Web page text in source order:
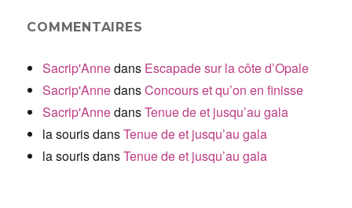
COMMENTAIRES
Sacrip'Annedans Escapade sur la côte d’Opale
Sacrip'AnnedansConcours et qu’on en finisse
Sacrip'AnnedansTenue de et jusqu’au gala
la sourisdansTenue de et jusqu’au gala
la sourisdansTenue de et jusqu’au gala